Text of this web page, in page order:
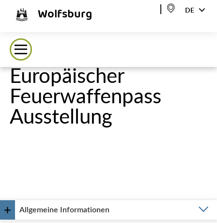
Wolfsburg DE
Europäischer
Feuerwaffenpass
Ausstellung
Allgemeine Informationen